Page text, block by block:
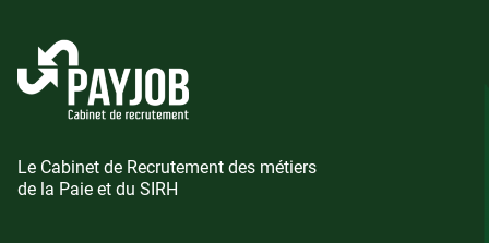
Le Cabinet de Recrutement des métiers
de la Paie et du SIRH